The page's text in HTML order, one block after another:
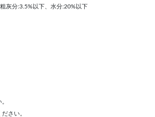
灰分:3.5%以下、水分:20%以下
さい。